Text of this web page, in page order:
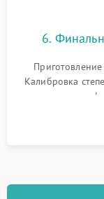
6.
Калибровка
плотности
качества